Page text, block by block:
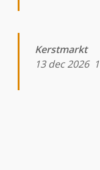
Kerstmarkt
13 dec 2026